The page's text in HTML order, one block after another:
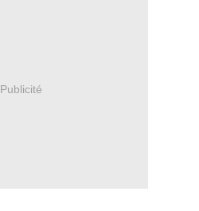
Publicité